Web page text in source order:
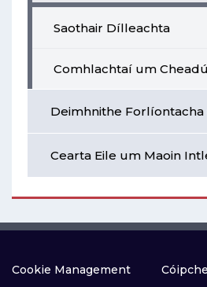
Saothair Dílleachta
Comhlachtaí um
Deimhnithe Forlíontacha
Cearta Eile um Maoin
Cookie Management